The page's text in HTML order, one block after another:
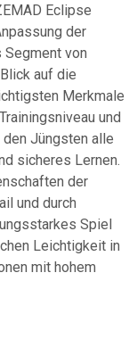
Eclipse
der
von
auf die
Merkmale
und
Jüngsten alle
sicheres Lernen.
der
und durch
Spiel
Leichtigkeit in
mit hohem